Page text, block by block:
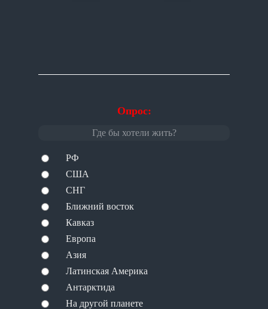
Опрос:
Где бы хотели жить?
РФ
США
СНГ
Ближний восток
Кавказ
Европа
Азия
Латинская Америка
Антарктида
На другой планете